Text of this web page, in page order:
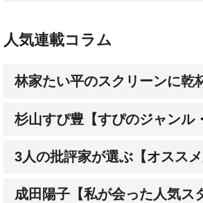
人気連載コラム
林家たい平のスクリーンに乾
杉山すぴ豊【すぴのジャンル
3人の批評家が選ぶ【オススメ
成田陽子【私が会った人気ス